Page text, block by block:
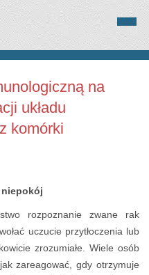
na
układu
komórki
rozpoznanie zwane rak
uczucie przytłoczenia lub
zrozumiałe. Wiele osób
zareagować, gdy otrzymuje